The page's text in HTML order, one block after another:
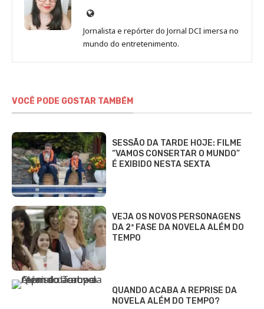
Site
de
Sara
Jornalista e repórter do Jornal DCI imersa no
mundo do entretenimento.
VOCÊ PODE GOSTAR TAMBÉM
SESSÃO DA TARDE HOJE: FILME
“VAMOS CONSERTAR O MUNDO”
É EXIBIDO NESTA SEXTA
VEJA OS NOVOS PERSONAGENS
DA 2ª FASE DA NOVELA ALÉM DO
TEMPO
QUANDO ACABA A REPRISE DA
NOVELA ALÉM DO TEMPO?